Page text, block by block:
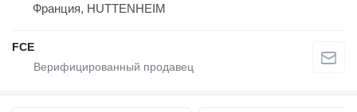
Франция, HUTTENHEIM
FCE